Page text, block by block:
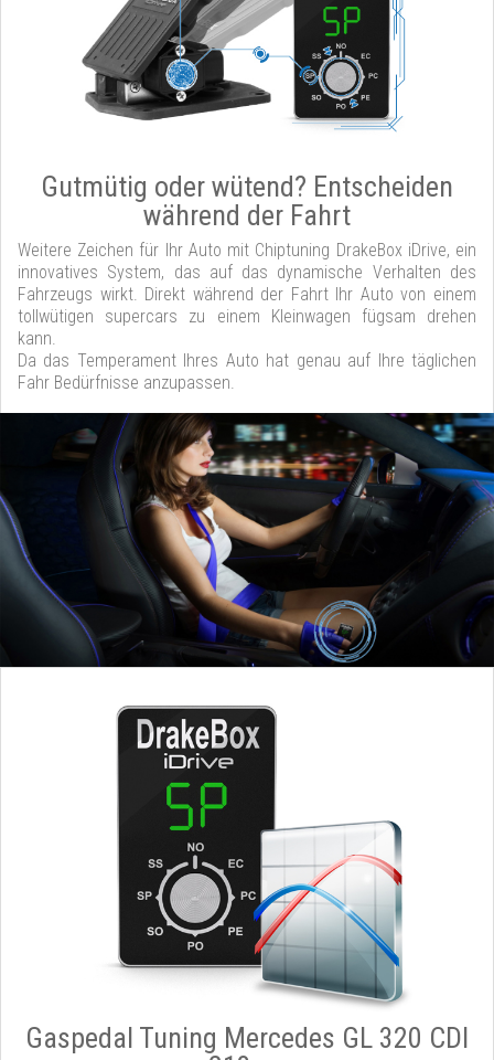
Gutmütig oder wütend? Entscheiden
während der Fahrt
Weitere Zeichen für Ihr Auto mit Chiptuning DrakeBox iDrive, ein
innovatives System, das auf das dynamische Verhalten des
Fahrzeugs wirkt. Direkt während der Fahrt Ihr Auto von einem
tollwütigen supercars zu einem Kleinwagen fügsam drehen
kann.
Da das Temperament Ihres Auto hat genau auf Ihre täglichen
Fahr Bedürfnisse anzupassen.
Gaspedal Tuning Mercedes GL 320 CDI